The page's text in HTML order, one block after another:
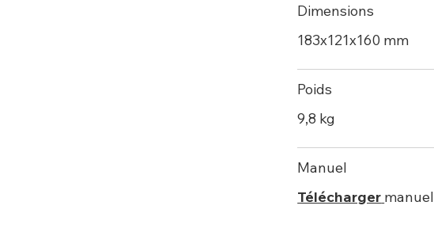
Dimensions
183х121x160 mm
Poids
9,8 kg
Manuel
Télécharger manuel